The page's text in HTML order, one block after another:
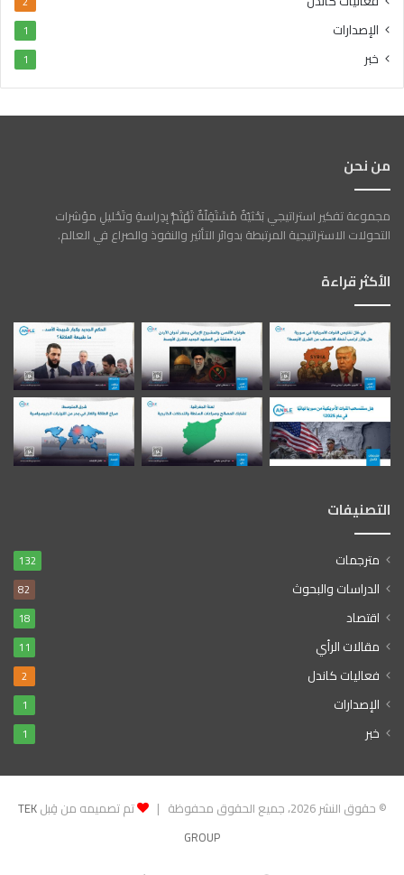
الإصدارات 1
خبر 1
من نحن
مجموعة تفكير استراتيجي بَحْثيّةٌ مُسْتَقِلّةٌ تَهْتَمُّ بِدِراسةِ وتَحْليلِ مؤشرات
التحولات الاستراتيجية المرتبطة بدوائر التأثير والنفوذ والصراع في العالم.
الأكثر قراءة
التصنيفات
مترجمات 132
الدراسات والبحوث 82
اقتصاد 18
مقالات الرأي 11
فعاليات كاندل 2
الإصدارات 1
خبر 1
© حقوق النشر 2026، جميع الحقوق محفوظة | تم تصميمه من قِبلTEK
GROUP